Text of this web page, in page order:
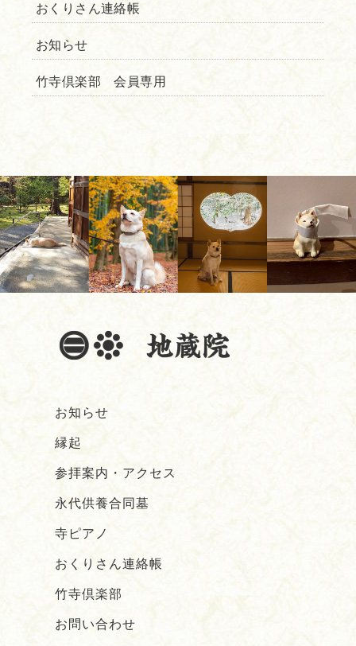
おくりさん連絡帳
お知らせ
竹寺倶楽部 会員専用
お知らせ
縁起
参拝案内・アクセス
永代供養合同墓
寺ピアノ
おくりさん連絡帳
竹寺倶楽部
お問い合わせ